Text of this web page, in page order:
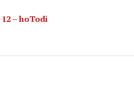
– hoTodi